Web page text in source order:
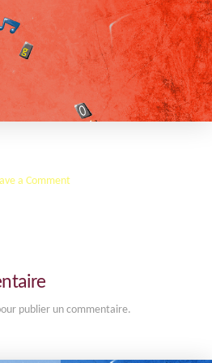
a Comment
publier un commentaire.